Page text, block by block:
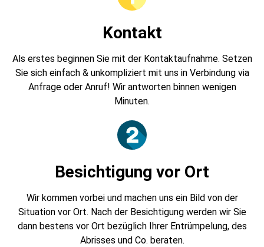
Kontakt
Als erstes beginnen Sie mit der Kontaktaufnahme. Setzen
Sie sich einfach & unkompliziert mit uns in Verbindung via
Anfrage oder Anruf! Wir antworten binnen wenigen
Minuten.
Besichtigung vor Ort
Wir kommen vorbei und machen uns ein Bild von der
Situation vor Ort. Nach der Besichtigung werden wir Sie
dann bestens vor Ort bezüglich Ihrer Entrümpelung, des
Abrisses und Co. beraten.